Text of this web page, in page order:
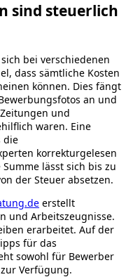
sind steuerlich
bei verschiedenen
dass sämtliche Kosten
können. Dies fängt
an und
und
waren. Eine
die
korrekturgelesen
lässt sich bis zu
der Steuer absetzen.
erstellt
und Arbeitszeugnisse.
erarbeitet. Auf der
für das
sowohl für Bewerber
Verfügung.